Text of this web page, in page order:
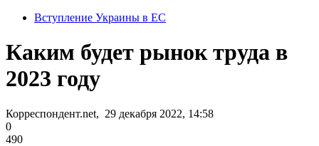
Вступление Украины в ЕС
Каким будет рынок труда в
2023 году
Корреспондент.net, 29 декабря 2022, 14:58
0
490